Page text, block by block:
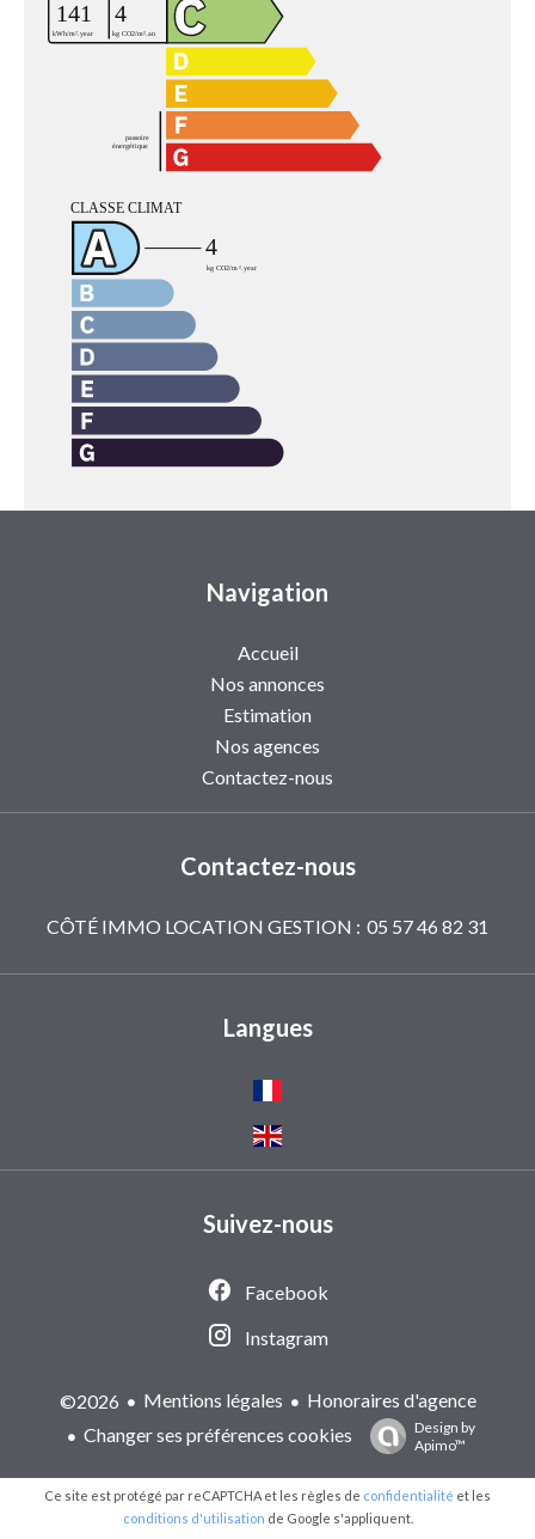
Navigation
Accueil
Nos annonces
Estimation
Nos agences
Contactez-nous
Contactez-nous
CÔTÉ IMMO LOCATION GESTION : 05 57 46 82 31
Langues
Suivez-nous
Facebook
Instagram
©2026 Mentions légales
Honoraires d'agence
Changer ses préférences cookies
Design by
Apimo™
Ce site est protégé par reCAPTCHA et les règles de confidentialité et les
conditions d'utilisation de Google s'appliquent.